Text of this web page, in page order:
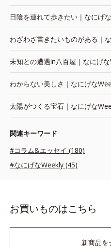
日陰を連れて歩きたい｜なにげ
わざわざ書きたいものがある｜
未知との遭遇in八百屋｜なにげ
わからない美しさ｜なにげな
太陽がつくる宝石｜なにげな
関連キーワード
#コラム&エッセイ (180)
#なにげなWeekly (45)
お買いものはこちら
新商品を